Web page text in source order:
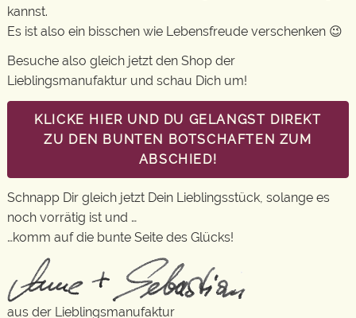
kannst.
Es ist also ein bisschen wie Lebensfreude verschenken 😉
Besuche also gleich jetzt den Shop der
Lieblingsmanufaktur und schau Dich um!
KLICKE HIER UND DU GELANGST DIREKT
ZU DEN BUNTEN BOTSCHAFTEN ZUM
ABSCHIED!
Schnapp Dir gleich jetzt Dein Lieblingsstück, solange es
noch vorrätig ist und …
…komm auf die bunte Seite des Glücks!
aus der Lieblingsmanufaktur